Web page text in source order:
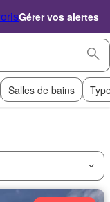
Gérer vos alertes
Salles de bains